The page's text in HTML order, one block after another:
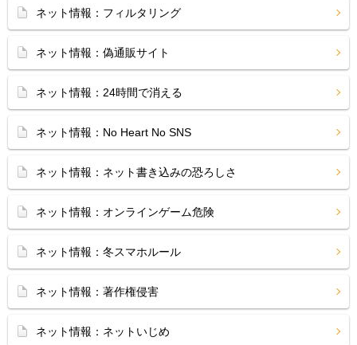
ネット情報：フィルタリング
ネット情報：偽通販サイト
ネット情報：24時間で消える
ネット情報：No Heart No SNS
ネット情報：ネット書き込みの恐ろしさ
ネット情報：オンラインゲーム危険
ネット情報：冬スマホルール
ネット情報：著作権侵害
ネット情報：ネットいじめ